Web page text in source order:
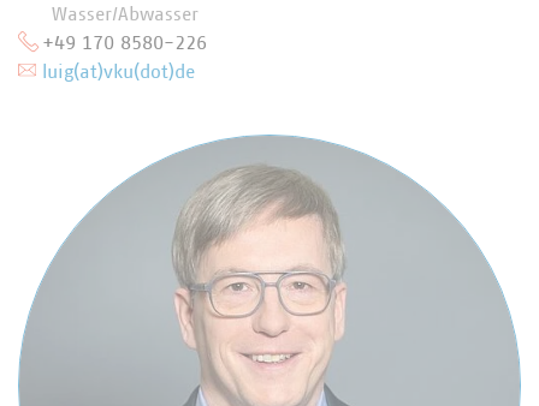
Wasser/Abwasser
+49 170 8580-226
luig(at)vku(dot)de